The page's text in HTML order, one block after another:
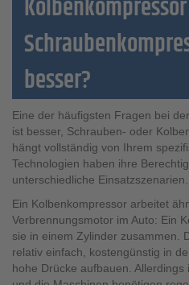
besser?
Eine der häufigsten Fragen bei
ist besser, Schrauben- oder
hängt vollständig von Ihrem
Technologien haben ihre
unterschiedliche Einsatzszenarien.
Ein Kolbenkompressor arbeitet
Verbrennungsmotor im Auto: Ein
sie in einem Zylinder zusammen.
relativ einfach, kostengünstig in
hohe Drücke aufbauen.